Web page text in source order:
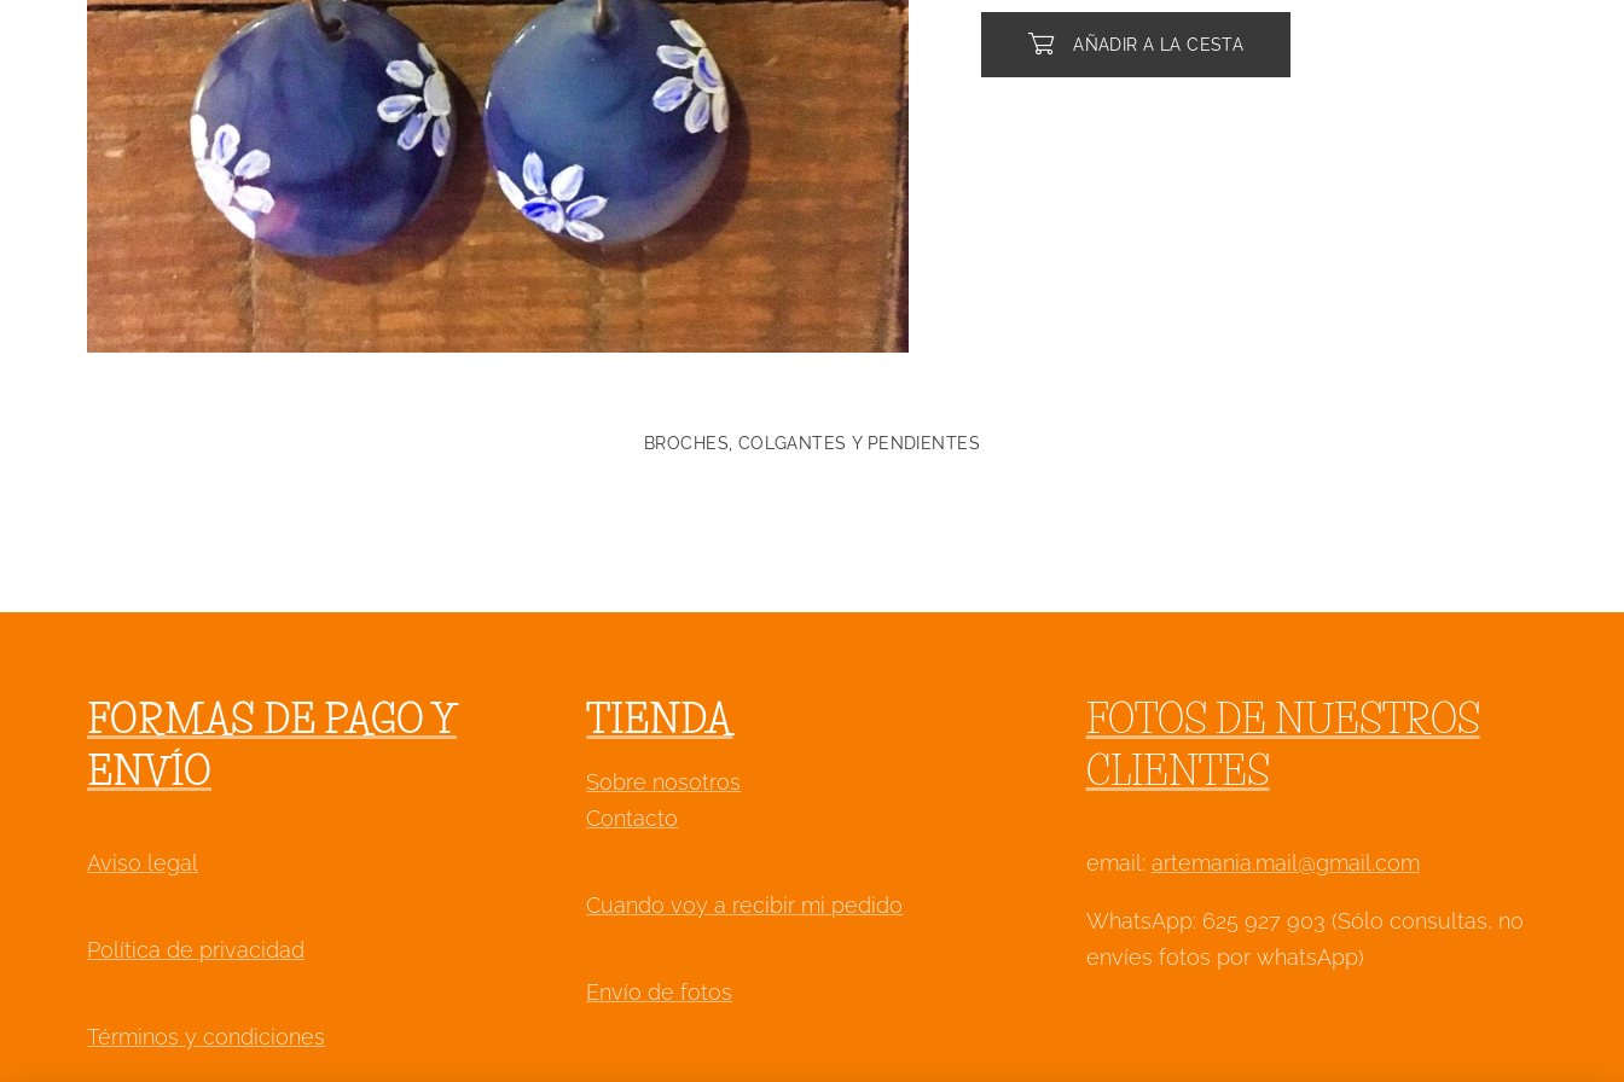
AÑADIR A LA CESTA
BROCHES, COLGANTES Y PENDIENTES
FORMAS DE PAGO Y
ENVÍO
Aviso legal
Política de privacidad
Términos y condiciones
TIENDA
Sobre nosotros
Contacto
Cuando voy a recibir mi pedido
Envío de fotos
FOTOS DE NUESTROS
CLIENTES
email: artemania.mail@gmail.com
WhatsApp: 625 927 903 (Sólo consultas, no
envíes fotos por whatsApp)